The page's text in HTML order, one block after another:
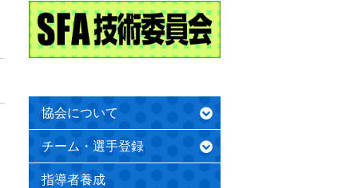
協会について
チーム・選手登録
指導者養成